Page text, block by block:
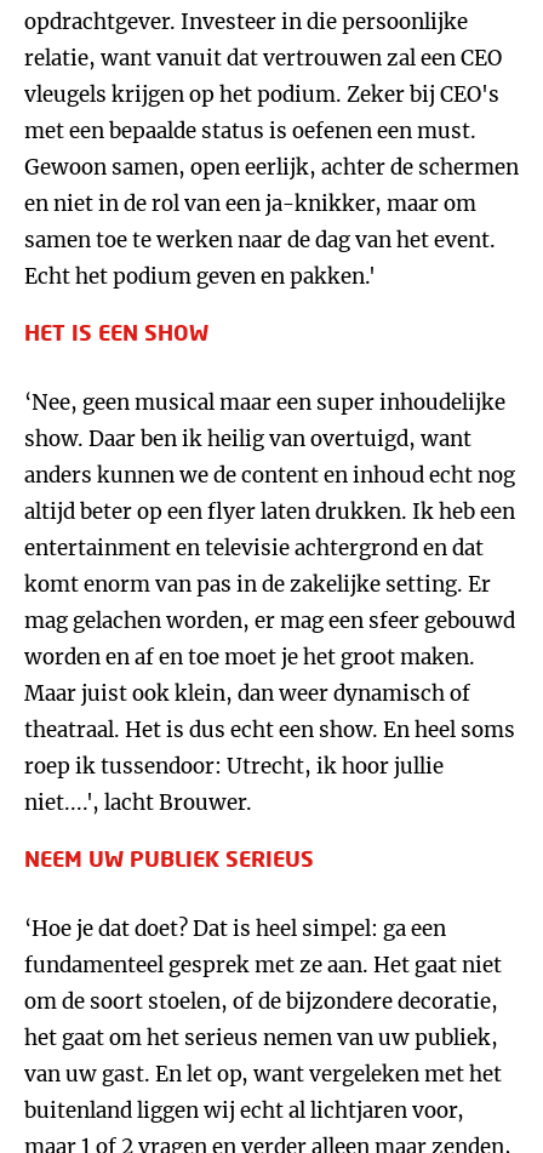
opdrachtgever. Investeer in die persoonlijke
relatie, want vanuit dat vertrouwen zal een CEO
vleugels krijgen op het podium. Zeker bij CEO's
met een bepaalde status is oefenen een must.
Gewoon samen, open eerlijk, achter de schermen
en niet in de rol van een ja-knikker, maar om
samen toe te werken naar de dag van het event.
Echt het podium geven en pakken.'
HET IS EEN SHOW
‘Nee, geen musical maar een super inhoudelijke
show. Daar ben ik heilig van overtuigd, want
anders kunnen we de content en inhoud echt nog
altijd beter op een flyer laten drukken. Ik heb een
entertainment en televisie achtergrond en dat
komt enorm van pas in de zakelijke setting. Er
mag gelachen worden, er mag een sfeer gebouwd
worden en af en toe moet je het groot maken.
Maar juist ook klein, dan weer dynamisch of
theatraal. Het is dus echt een show. En heel soms
roep ik tussendoor: Utrecht, ik hoor jullie
niet....', lacht Brouwer.
NEEM UW PUBLIEK SERIEUS
‘Hoe je dat doet? Dat is heel simpel: ga een
fundamenteel gesprek met ze aan. Het gaat niet
om de soort stoelen, of de bijzondere decoratie,
het gaat om het serieus nemen van uw publiek,
van uw gast. En let op, want vergeleken met het
buitenland liggen wij echt al lichtjaren voor,
maar 1 of 2 vragen en verder alleen maar zenden,